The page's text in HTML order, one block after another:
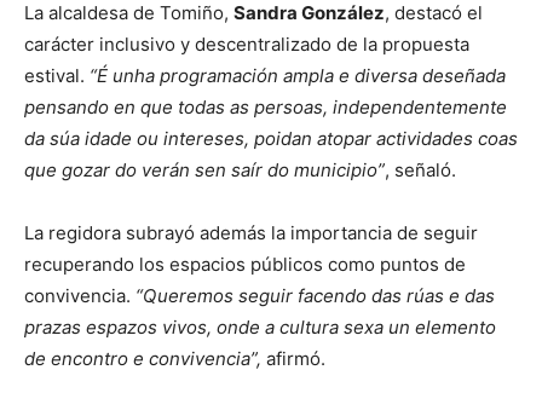
La alcaldesa de Tomiño, Sandra González, destacó el
carácter inclusivo y descentralizado de la propuesta
estival. “É unha programación ampla e diversa deseñada
pensando en que todas as persoas, independentemente
da súa idade ou intereses, poidan atopar actividades coas
que gozar do verán sen saír do municipio”, señaló.
La regidora subrayó además la importancia de seguir
recuperando los espacios públicos como puntos de
convivencia. “Queremos seguir facendo das rúas e das
prazas espazos vivos, onde a cultura sexa un elemento
de encontro e convivencia”, afirmó.